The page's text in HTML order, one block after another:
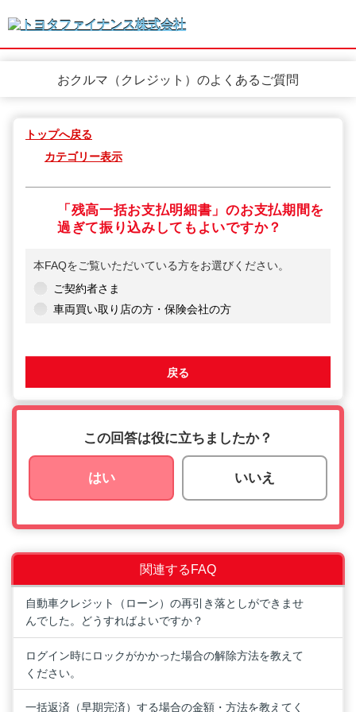
おクルマ（クレジット）のよくあるご質問
トップへ戻る
カテゴリー表示
「残高一括お支払明細書」のお支払期間を
過ぎて振り込みしてもよいですか？
本FAQをご覧いただいている方をお選びください。
ご契約者さま
車両買い取り店の方・保険会社の方
戻る
この回答は役に立ちましたか？
はい いいえ
関連するFAQ
自動車クレジット（ローン）の再引き落としができませ
んでした。どうすればよいですか？
ログイン時にロックがかかった場合の解除方法を教えて
ください。
一括返済（早期完済）する場合の金額・方法を教えてく